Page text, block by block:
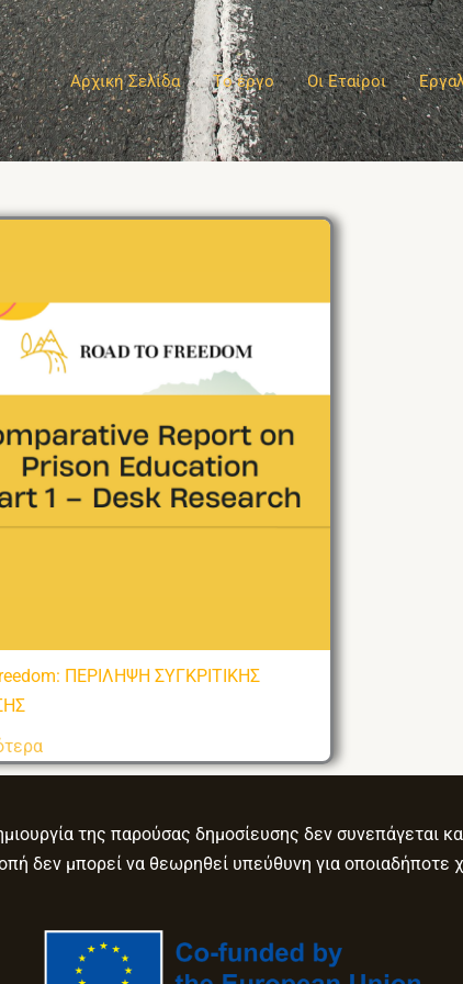
Αρχική Σελίδα Tο έργο Οι Εταίροι
ΠΕΡΙΛΗΨΗ ΣΥΓΚΡΙΤΙΚΗΣ
της παρούσας δημοσίευσης δεν συνεπάγεται
δεν μπορεί να θεωρηθεί υπεύθυνη για